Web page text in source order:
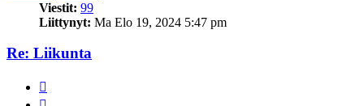
Viestit: 99
Liittynyt: Ma Elo 19, 2024 5:47 pm
Re: Liikunta